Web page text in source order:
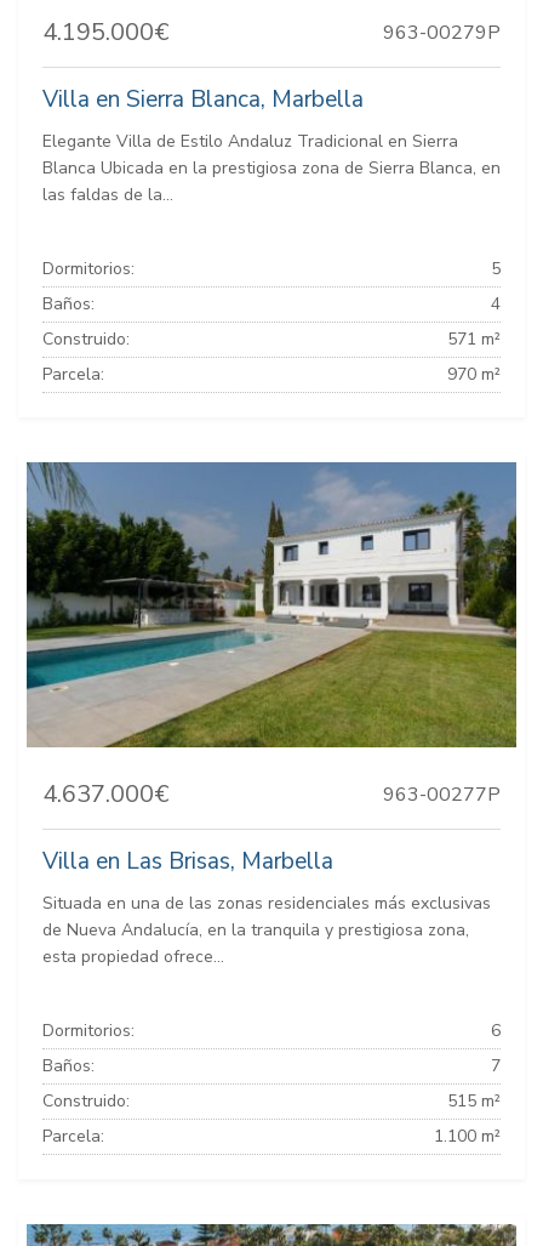
4.195.000€ 963-00279P
Villa en Sierra Blanca, Marbella
Elegante Villa de Estilo Andaluz Tradicional en Sierra
Blanca Ubicada en la prestigiosa zona de Sierra Blanca, en
las faldas de la...
Dormitorios:
5
Baños:
4
Construido:
571 m²
Parcela:
970 m²
4.637.000€ 963-00277P
Villa en Las Brisas, Marbella
Situada en una de las zonas residenciales más exclusivas
de Nueva Andalucía, en la tranquila y prestigiosa zona,
esta propiedad ofrece...
Dormitorios:
6
Baños:
7
Construido:
515 m²
Parcela:
1.100 m²